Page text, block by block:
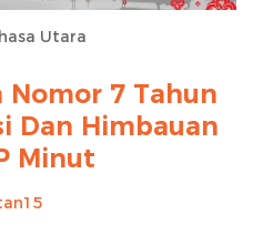
Utara
Nomor 7 Tahun
Dan Himbauan
Minut